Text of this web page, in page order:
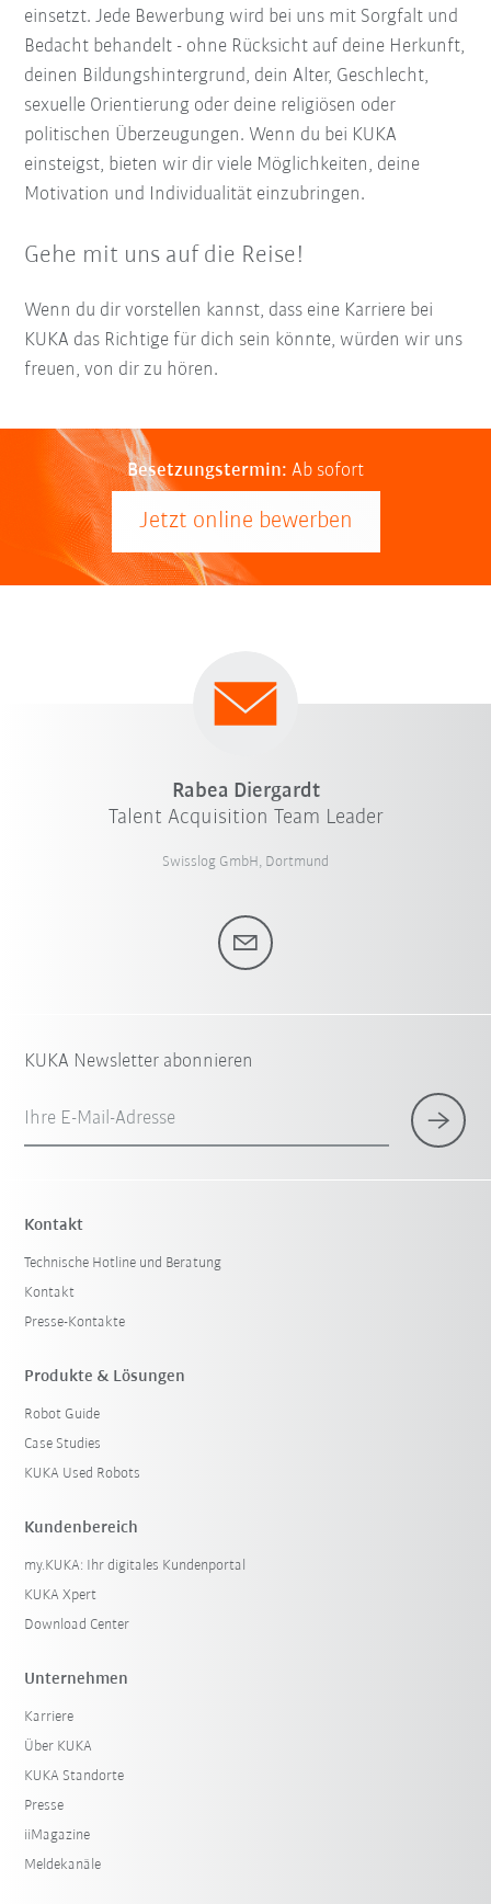
einsetzt. Jede Bewerbung wird bei uns mit Sorgfalt und
Bedacht behandelt - ohne Rücksicht auf deine Herkunft,
deinen Bildungshintergrund, dein Alter, Geschlecht,
sexuelle Orientierung oder deine religiösen oder
politischen Überzeugungen. Wenn du bei KUKA
einsteigst, bieten wir dir viele Möglichkeiten, deine
Motivation und Individualität einzubringen.
Gehe mit uns auf die Reise!
Wenn du dir vorstellen kannst, dass eine Karriere bei
KUKA das Richtige für dich sein könnte, würden wir uns
freuen, von dir zu hören.
Besetzungstermin: Ab sofort
Jetzt online bewerben
Rabea Diergardt
Talent Acquisition Team Leader
Swisslog GmbH, Dortmund
KUKA Newsletter abonnieren
Ihre E-Mail-Adresse
Kontakt
Technische Hotline und Beratung
Kontakt
Presse-Kontakte
Produkte & Lösungen
Robot Guide
Case Studies
KUKA Used Robots
Kundenbereich
my.KUKA: Ihr digitales Kundenportal
KUKA Xpert
Download Center
Unternehmen
Karriere
Über KUKA
KUKA Standorte
Presse
iiMagazine
Meldekanäle